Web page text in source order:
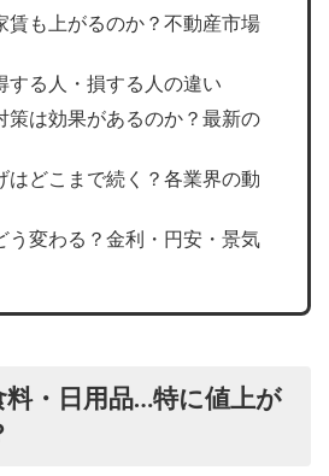
賃も上がるのか？不動産市場
する人・損する人の違い
策は効果があるのか？最新の
はどこまで続く？各業界の動
う変わる？金利・円安・景気
・日用品…特に値上が